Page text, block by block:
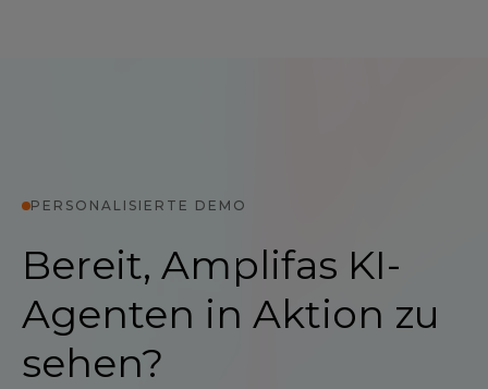
PERSONALISIERTE DEMO
Bereit, Amplifas KI-
Agenten in Aktion zu
sehen?